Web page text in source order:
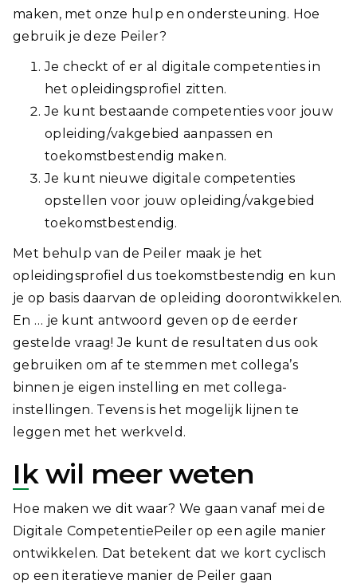
maken, met onze hulp en ondersteuning. Hoe
gebruik je deze Peiler?
Je checkt of er al digitale competenties in
het opleidingsprofiel zitten.
Je kunt bestaande competenties voor jouw
opleiding/vakgebied aanpassen en
toekomstbestendig maken.
Je kunt nieuwe digitale competenties
opstellen voor jouw opleiding/vakgebied
toekomstbestendig.
Met behulp van de Peiler maak je het
opleidingsprofiel dus toekomstbestendig en kun
je op basis daarvan de opleiding doorontwikkelen.
En … je kunt antwoord geven op de eerder
gestelde vraag! Je kunt de resultaten dus ook
gebruiken om af te stemmen met collega’s
binnen je eigen instelling en met collega-
instellingen. Tevens is het mogelijk lijnen te
leggen met het werkveld.
Ik wil meer weten
Hoe maken we dit waar? We gaan vanaf mei de
Digitale CompetentiePeiler op een agile manier
ontwikkelen. Dat betekent dat we kort cyclisch
op een iteratieve manier de Peiler gaan